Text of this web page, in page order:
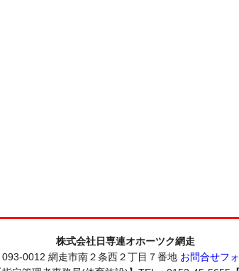
株式会社日専連オホーツク網走
093-0012 網走市南２条西２丁目７番地 お問合せフ